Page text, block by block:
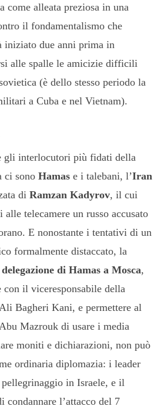
come alleata preziosa in una
il fondamentalismo che
iniziato due anni prima in
alle spalle le amicizie difficili
(è dello stesso periodo la
a Cuba e nel Vietnam).
gli interlocutori più fidati della
ci sono Hamas e i talebani, l’Iran
di Ramzan Kadyrov, il cui
telecamere un russo accusato
E nonostante i tentativi di un
formalmente distaccato, la
di Hamas a Mosca,
il viceresponsabile della
Bagheri Kani, e permettere al
Mazrouk di usare i media
moniti e dichiarazioni, non può
ordinaria diplomazia: i leader
in Israele, e il
condannare l’attacco del 7